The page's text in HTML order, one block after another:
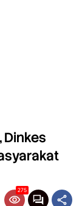
Dinkes
275